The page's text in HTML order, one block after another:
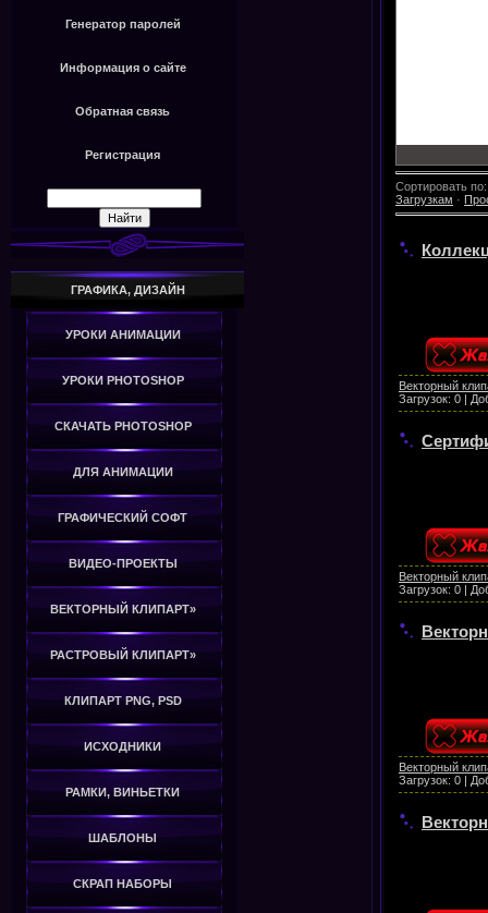
Генератор паролей
Информация о сайте
Обратная связь
Регистрация
ГРАФИКА, ДИЗАЙН
УРОКИ АНИМАЦИИ
УРОКИ PHOTOSHOP
СКАЧАТЬ PHOTOSHOP
ДЛЯ АНИМАЦИИ
ГРАФИЧЕСКИЙ СОФТ
ВИДЕО-ПРОЕКТЫ
ВЕКТОРНЫЙ КЛИПАРТ»
РАСТРОВЫЙ КЛИПАРТ»
КЛИПАРТ PNG, PSD
ИСХОДНИКИ
РАМКИ, ВИНЬЕТКИ
ШАБЛОНЫ
СКРАП НАБОРЫ
Сортировать по
Загрузкам ·
Векторный
Загрузок: 0 |
Векторный
Загрузок: 0 |
Векторный
Загрузок: 0 |